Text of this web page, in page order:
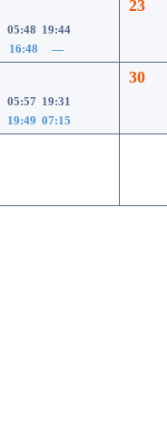
05:48 19:44
16:48 —
23
05:57 19:31
19:49 07:15
30